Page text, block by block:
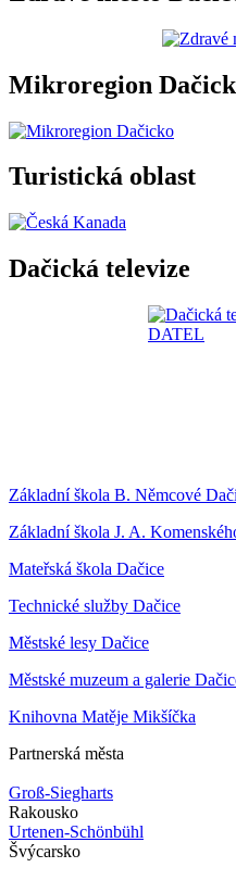
Mikroregion
Turistická oblast
Dačická televize
Základní škola B. Němcové
Základní škola J. A.
Mateřská škola Dačice
Technické služby Dačice
Městské lesy Dačice
Městské muzeum a galerie
Knihovna Matěje Mikšíčka
Partnerská města
Groß-Siegharts
Rakousko
Urtenen-Schönbühl
Švýcarsko